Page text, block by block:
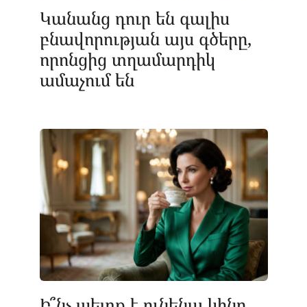
Կանանց դուր են գալիս
բնավորության այս գծերը,
որոնցից տղամարդիկ
ամաչում են